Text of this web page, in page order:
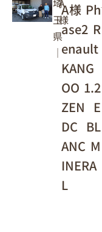
埼
玉
県
｜
A
様
A様 Ph
ase2 R
enault
KANG
OO 1.2
ZEN E
DC BL
ANC M
INERA
L